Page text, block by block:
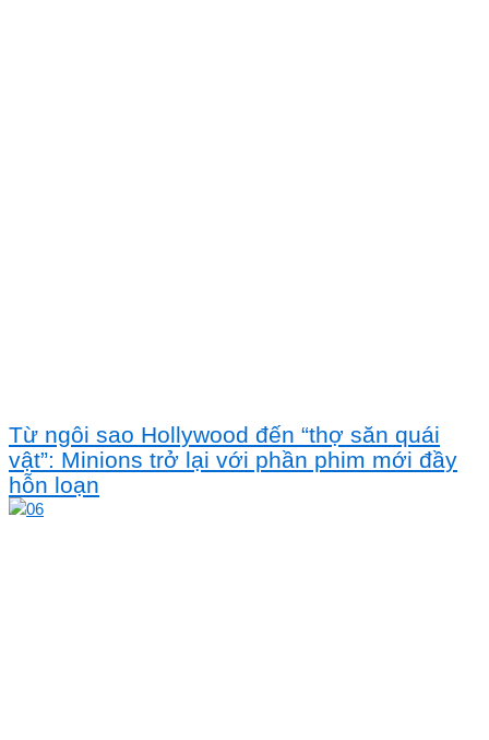
Từ ngôi sao Hollywood đến “thợ săn quái
vật”: Minions trở lại với phần phim mới đầy
hỗn loạn